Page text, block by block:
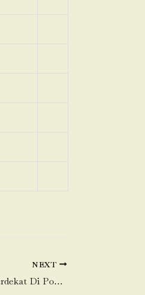
NEXT
Toko Daging Sapi terdekat Di Pondok Jagung-Serpong Utara-Tangerang Selatan